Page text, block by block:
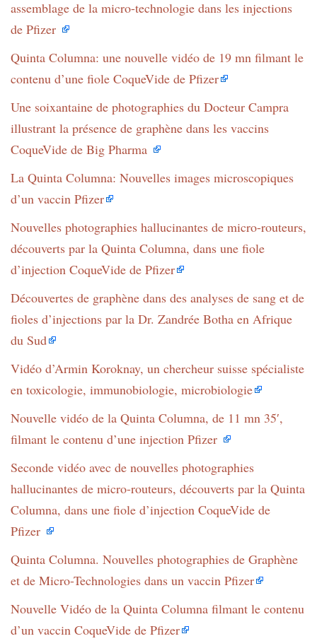
assemblage de la micro-technologie dans les injections
de Pfizer
Quinta Columna: une nouvelle vidéo de 19 mn filmant le
contenu d’une fiole CoqueVide de Pfizer
Une soixantaine de photographies du Docteur Campra
illustrant la présence de graphène dans les vaccins
CoqueVide de Big Pharma
La Quinta Columna: Nouvelles images microscopiques
d’un vaccin Pfizer
Nouvelles photographies hallucinantes de micro-routeurs,
découverts par la Quinta Columna, dans une fiole
d’injection CoqueVide de Pfizer
Découvertes de graphène dans des analyses de sang et de
fioles d’injections par la Dr. Zandrée Botha en Afrique
du Sud
Vidéo d’Armin Koroknay, un chercheur suisse spécialiste
en toxicologie, immunobiologie, microbiologie
Nouvelle vidéo de la Quinta Columna, de 11 mn 35′,
filmant le contenu d’une injection Pfizer
Seconde vidéo avec de nouvelles photographies
hallucinantes de micro-routeurs, découverts par la Quinta
Columna, dans une fiole d’injection CoqueVide de
Pfizer
Quinta Columna. Nouvelles photographies de Graphène
et de Micro-Technologies dans un vaccin Pfizer
Nouvelle Vidéo de la Quinta Columna filmant le contenu
d’un vaccin CoqueVide de Pfizer